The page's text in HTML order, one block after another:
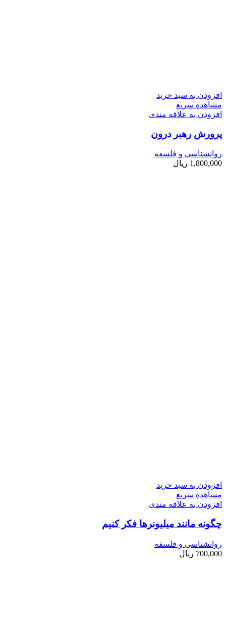
افزودن به سبد خرید
مشاهده سریع
افزودن به علاقه مندی
پرورش رهبر درون
روانشناسی و فلسفه
1,800,000 ریال
افزودن به سبد خرید
مشاهده سریع
افزودن به علاقه مندی
چگونه مانند میلیونرها فکر کنیم
روانشناسی و فلسفه
700,000 ریال